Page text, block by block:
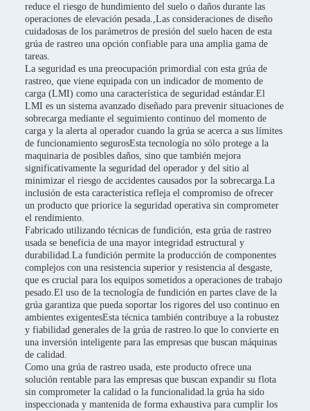
reduce el riesgo de hundimiento del suelo o daños durante las
operaciones de elevación pesada.,Las consideraciones de diseño
cuidadosas de los parámetros de presión del suelo hacen de esta
grúa de rastreo una opción confiable para una amplia gama de
tareas.
La seguridad es una preocupación primordial con esta grúa de
rastreo, que viene equipada con un indicador de momento de
carga (LMI) como una característica de seguridad estándar.El
LMI es un sistema avanzado diseñado para prevenir situaciones de
sobrecarga mediante el seguimiento continuo del momento de
carga y la alerta al operador cuando la grúa se acerca a sus límites
de funcionamiento segurosEsta tecnología no sólo protege a la
maquinaria de posibles daños, sino que también mejora
significativamente la seguridad del operador y del sitio al
minimizar el riesgo de accidentes causados por la sobrecarga.La
inclusión de esta característica refleja el compromiso de ofrecer
un producto que priorice la seguridad operativa sin comprometer
el rendimiento.
Fabricado utilizando técnicas de fundición, esta grúa de rastreo
usada se beneficia de una mayor integridad estructural y
durabilidad.La fundición permite la producción de componentes
complejos con una resistencia superior y resistencia al desgaste,
que es crucial para los equipos sometidos a operaciones de trabajo
pesado.El uso de la tecnología de fundición en partes clave de la
grúa garantiza que pueda soportar los rigores del uso continuo en
ambientes exigentesEsta técnica también contribuye a la robustez
y fiabilidad generales de la grúa de rastreo.lo que lo convierte en
una inversión inteligente para las empresas que buscan máquinas
de calidad.
Como una grúa de rastreo usada, este producto ofrece una
solución rentable para las empresas que buscan expandir su flota
sin comprometer la calidad o la funcionalidad.la grúa ha sido
inspeccionada y mantenida de forma exhaustiva para cumplir los